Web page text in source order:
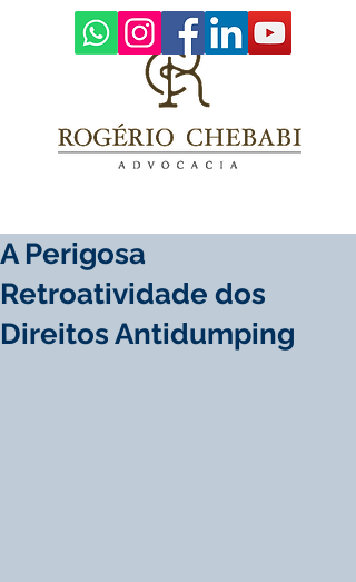
A Perigosa
Retroatividade dos
Direitos Antidumping